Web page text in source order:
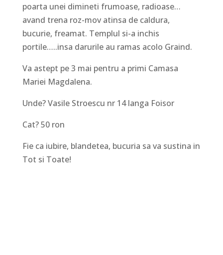
poarta unei dimineti frumoase, radioase…
avand trena roz-mov atinsa de caldura,
bucurie, freamat. Templul si-a inchis
portile…..insa darurile au ramas acolo Graind.
Va astept pe 3 mai pentru a primi Camasa
Mariei Magdalena.
Unde? Vasile Stroescu nr 14 langa Foisor
Cat? 50 ron
Fie ca iubire, blandetea, bucuria sa va sustina in
Tot si Toate!